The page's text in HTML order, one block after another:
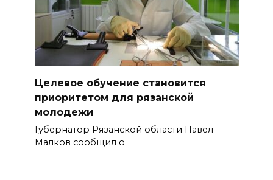
Целевое обучение становится
приоритетом для рязанской
молодежи
Губернатор Рязанской области Павел
Малков сообщил о